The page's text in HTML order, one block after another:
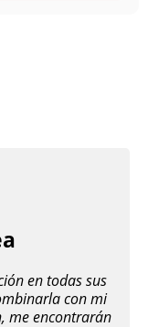
en todas sus
con mi
me encontrarán